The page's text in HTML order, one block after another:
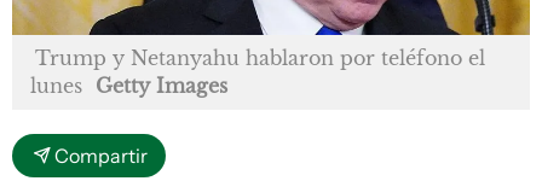
Trump y Netanyahu hablaron por teléfono el
lunes Getty Images
Compartir